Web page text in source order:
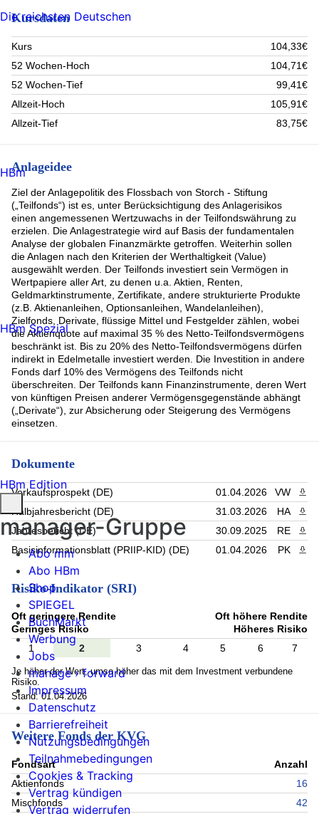
Rest (79.01%)
Kursdaten
Kurs
104,33€
52 Wochen-Hoch
104,71€
52 Wochen-Tief
99,41€
Allzeit-Hoch
105,91€
Allzeit-Tief
83,75€
Anlageidee
Ziel der Anlagepolitik des Flossbach von Storch - Stiftung
(„Teilfonds“) ist es, unter Berücksichtigung des Anlagerisikos
einen angemessenen Wertzuwachs in der Teilfondswährung zu
erzielen. Die Anlagestrategie wird auf Basis der fundamentalen
Analyse der globalen Finanzmärkte getroffen. Weiterhin sollen
die Anlagen nach den Kriterien der Werthaltigkeit (Value)
ausgewählt werden. Der Teilfonds investiert sein Vermögen in
Wertpapiere aller Art, zu denen u.a. Aktien, Renten,
Geldmarktinstrumente, Zertifikate, andere strukturierte Produkte
(z.B. Aktienanleihen, Optionsanleihen, Wandelanleihen),
Zielfonds, Derivate, flüssige Mittel und Festgelder zählen, wobei
die Aktienquote auf maximal 35 % des Netto-Teilfondsvermögens
beschränkt ist. Bis zu 20% des Netto-Teilfondsvermögens dürfen
indirekt in Edelmetalle investiert werden. Die Investition in andere
Fonds darf 10% des Vermögens des Teilfonds nicht
überschreiten. Der Teilfonds kann Finanzinstrumente, deren Wert
von künftigen Preisen anderer Vermögensgegenstände abhängt
(„Derivate“), zur Absicherung oder Steigerung des Vermögens
einsetzen.
Dokumente
Verkaufsprospekt (DE) 01.04.2026 VW
Halbjahresbericht (DE)
31.03.2026 HA
Jahresbericht (DE)
30.09.2025 RE
Basisinformationsblatt (PRIIP-KID) (DE)
01.04.2026 PK
Risiko-Indikator (SRI)
Oft geringere Rendite
Geringes Risiko
Oft höhere Rendite
Höheres Risiko
1
2 3 4 5 6 7
Je höher der Wert, umso höher das mit dem Investment verbundene
Risiko.
Stand: 01.04.2026
Weitere Fonds der KVG
Fondsart
Anzahl
Aktienfonds
16
Mischfonds
42
Die reichsten Deutschen
HBm
HBm Spezial
HBm Edition
manager-Gruppe
Abo mm
Abo HBm
Shop
SPIEGEL
BuchMarkt
Werbung
Jobs
manage › forward
Impressum
Datenschutz
Barrierefreiheit
Nutzungsbedingungen
Teilnahmebedingungen
Cookies & Tracking
Vertrag kündigen
Vertrag widerrufen